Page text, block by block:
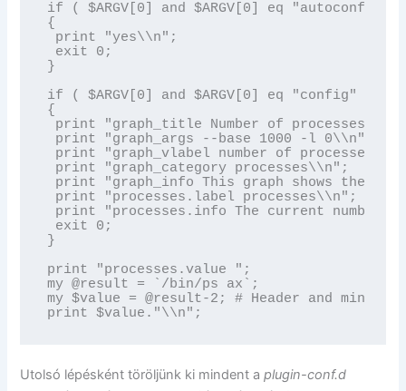
if ( $ARGV[0] and $ARGV[0] eq "autoconf" )
{
print "yes\\n";
exit 0;
}
if ( $ARGV[0] and $ARGV[0] eq "config" )
{
print "graph_title Number of processes\\n";
print "graph_args --base 1000 -l 0\\n";
print "graph_vlabel number of
print "graph_category processes\\n";
print "graph_info This graph shows the
print "processes.label processes\\n";
print "processes.info The current number
exit 0;
}
print "processes.value ";
my @result = `/bin/ps ax`;
my $value = @result-2; # Header and mine
print $value."\\n";
Utolsó lépésként töröljünk ki mindent aplugin-conf.d